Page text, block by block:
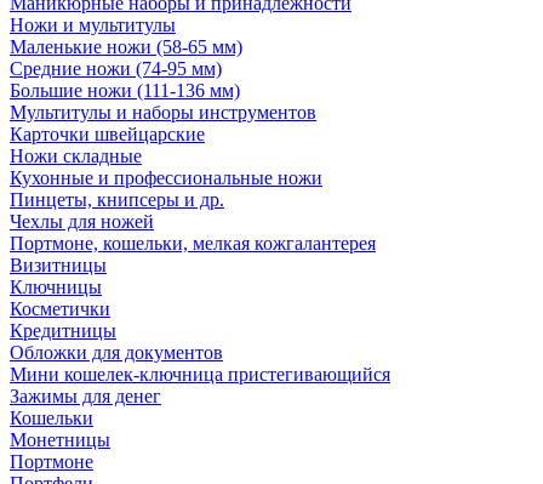
Ножи и мультитулы
Маленькие ножи (58-65 мм)
Средние ножи (74-95 мм)
Большие ножи (111-136 мм)
Мультитулы и наборы инструментов
Карточки швейцарские
Ножи складные
Кухонные и профессиональные ножи
Пинцеты, книпсеры и др.
Чехлы для ножей
Портмоне, кошельки, мелкая кожгалантерея
Визитницы
Ключницы
Косметички
Кредитницы
Обложки для документов
Мини кошелек-ключница пристегивающийся
Зажимы для денег
Кошельки
Монетницы
Портмоне